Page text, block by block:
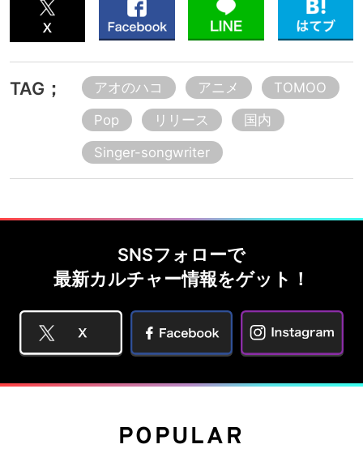
TAG； アオのハコ アニメ
TOMOO
Pop
リリース
国内
Singer-songwriter
SNSフォローで
最新カルチャー情報をゲット！
POPULAR